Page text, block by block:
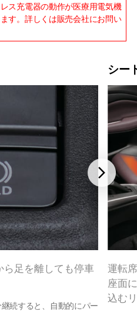
ス充電器の動作が医療用電気機
す。詳しくは販売会社にお問い
ら足を離しても停車
続すると、自動的にパー
シー
運転
座面
込む